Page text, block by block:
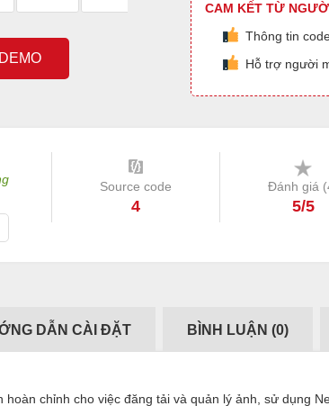
CAM KẾT TỪ
Thông tin
Hỗ trợ người
Source code
4
Đánh giá (
5/5
DẪN CÀI ĐẶT BÌNH LUẬN (0)
hoàn chỉnh cho việc đăng tải và quản lý ảnh, sử dụng